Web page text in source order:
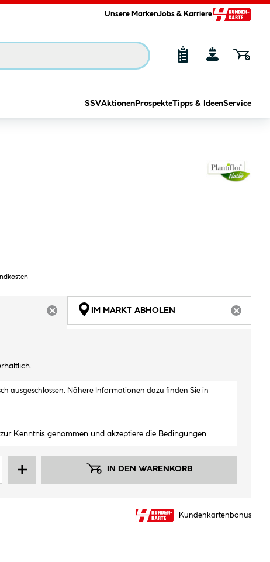
Unsere MarkenJobs & Karriere
SSVAktionen ProspekteTipps & IdeenService
ARTIKEL NICHT VERFÜGBAR
IM MARKT ABHOLEN
ausgeschlossen. Nähere Informationen dazu finden Sie in
Kenntnis genommen und akzeptiere die Bedingungen.
IN DEN WARENKORB
Kundenkartenbonus